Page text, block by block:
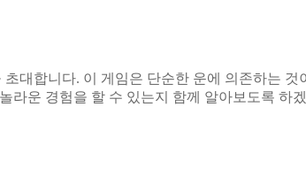
대합니다. 이 게임은 단순한 운에 의존하는
운 경험을 할 수 있는지 함께 알아보도록 하